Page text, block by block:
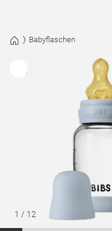
Babyflaschen
1 / 12